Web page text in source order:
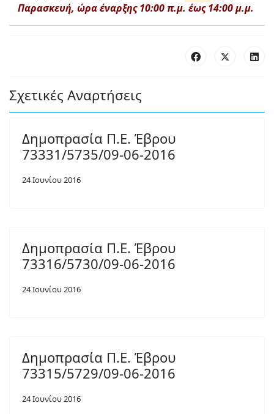
Παρασκευή, ώρα έναρξης 10:00 π.μ. έως 14:00 μ.μ.
Σχετικές Αναρτήσεις
Δημοπρασία Π.Ε. Έβρου
73331/5735/09-06-2016
24 Ιουνίου 2016
Δημοπρασία Π.Ε. Έβρου
73316/5730/09-06-2016
24 Ιουνίου 2016
Δημοπρασία Π.Ε. Έβρου
73315/5729/09-06-2016
24 Ιουνίου 2016